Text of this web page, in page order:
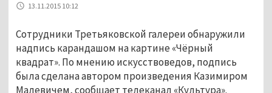
13.11.2015 10:12
Сотрудники Третьяковской галереи обнаружили
надпись карандашом на картине «Чёрный
квадрат». По мнению искусствоведов, подпись
была сделана автором произведения Казимиром
Малевичем, сообщает телеканал «Культура».